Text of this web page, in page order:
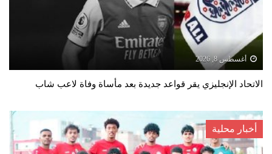
أغسطس 8, 2026
الاتحاد الإنجليزي يقر قواعد جديدة بعد مأساة وفاة لاعب شاب
أخبار محلية